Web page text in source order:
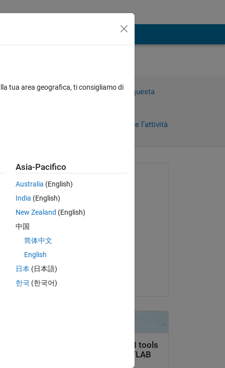
Accedi per rispondere a questa
Accedi per seguire l’attività
recenti
il 4 Ott 2024
Accettato:
tua area geografica, ti consigliamo di
Asia-Pacifico
Australia (English)
India (English)
New Zealand (English)
中国
简体中文
English
日本 (日本語)
한국 (한국어)